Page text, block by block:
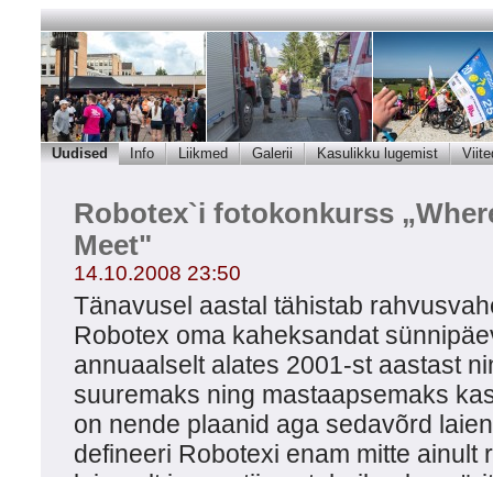
Uudised Info Liikmed Galerii Kasulikku lugemist
Robotex`i fotokonkurss
Meet"
14.10.2008 23:50
Tänavusel aastal tähistab
Robotex oma kaheksandat
annuaalselt alates 2001-st aastast
suuremaks ning mastaapsemaks
on nende plaanid aga sedavõrd
defineeri Robotexi enam mitte ainult